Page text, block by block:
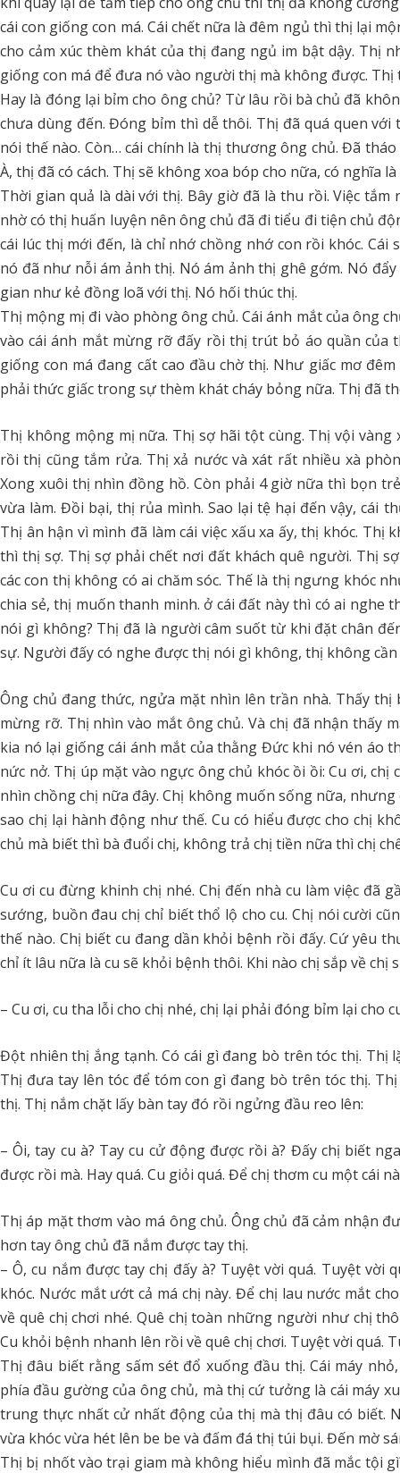
cái con giống con má. Cái chết nữa là đêm ngủ thì thị lại
cho cảm xúc thèm khát của thị đang ngủ im bật dậy. Thị
giống con má để đưa nó vào người thị mà không được.
Hay là đóng lại bỉm cho ông chủ? Từ lâu rồi bà chủ đã
chưa dùng đến. Đóng bỉm thì dễ thôi. Thị đã quá quen
nói thế nào. Còn… cái chính là thị thương ông chủ. Đã
À, thị đã có cách. Thị sẽ không xoa bóp cho nữa, có nghĩa
Thời gian quả là dài với thị. Bây giờ đã là thu rồi. Việc
nhờ có thị huấn luyện nên ông chủ đã đi tiểu đi tiện chủ
cái lúc thị mới đến, là chỉ nhớ chồng nhớ con rồi khóc.
nó đã như nỗi ám ảnh thị. Nó ám ảnh thị ghê gớm. Nó
gian như kẻ đồng loã với thị. Nó hối thúc thị.
Thị mộng mị đi vào phòng ông chủ. Cái ánh mắt của ông
vào cái ánh mắt mừng rỡ đấy rồi thị trút bỏ áo quần của
giống con má đang cất cao đầu chờ thị. Như giấc mơ
phải thức giấc trong sự thèm khát cháy bỏng nữa. Thị đã
Thị không mộng mị nữa. Thị sợ hãi tột cùng. Thị vội
rồi thị cũng tắm rửa. Thị xả nước và xát rất nhiều xà
Xong xuôi thị nhìn đồng hồ. Còn phải 4 giờ nữa thì bọn
vừa làm. Đồi bại, thị rủa mình. Sao lại tệ hại đến vậy, cái
Thị ân hận vì mình đã làm cái việc xấu xa ấy, thị khóc. Thị
thì thị sợ. Thị sợ phải chết nơi đất khách quê người. Thị
các con thị không có ai chăm sóc. Thế là thị ngưng khóc
chia sẻ, thị muốn thanh minh. ở cái đất này thì có ai
nói gì không? Thị đã là người câm suốt từ khi đặt chân
sự. Người đấy có nghe được thị nói gì không, thị không
Ông chủ đang thức, ngửa mặt nhìn lên trần nhà. Thấy
mừng rỡ. Thị nhìn vào mắt ông chủ. Và chị đã nhận thấy
kia nó lại giống cái ánh mắt của thằng Đức khi nó vén áo
nức nở. Thị úp mặt vào ngực ông chủ khóc ồi ồi: Cu ơi, chị
nhìn chồng chị nữa đây. Chị không muốn sống nữa,
sao chị lại hành động như thế. Cu có hiểu được cho chị
chủ mà biết thì bà đuổi chị, không trả chị tiền nữa thì chị
Cu ơi cu đừng khinh chị nhé. Chị đến nhà cu làm việc đã
sướng, buồn đau chị chỉ biết thổ lộ cho cu. Chị nói cười
thế nào. Chị biết cu đang dần khỏi bệnh rồi đấy. Cứ yêu
chỉ ít lâu nữa là cu sẽ khỏi bệnh thôi. Khi nào chị sắp về
– Cu ơi, cu tha lỗi cho chị nhé, chị lại phải đóng bỉm lại cho
Đột nhiên thị ắng tạnh. Có cái gì đang bò trên tóc thị. Thị
Thị đưa tay lên tóc để tóm con gì đang bò trên tóc thị.
thị. Thị nắm chặt lấy bàn tay đó rồi ngửng đầu reo lên:
– Ôi, tay cu à? Tay cu cử động được rồi à? Đấy chị biết
được rồi mà. Hay quá. Cu giỏi quá. Để chị thơm cu một cái
Thị áp mặt thơm vào má ông chủ. Ông chủ đã cảm nhận
hơn tay ông chủ đã nắm được tay thị.
– Ô, cu nắm được tay chị đấy à? Tuyệt vời quá. Tuyệt vời
khóc. Nước mắt ướt cả má chị này. Để chị lau nước mắt
về quê chị chơi nhé. Quê chị toàn những người như chị
Cu khỏi bệnh nhanh lên rồi về quê chị chơi. Tuyệt vời quá.
Thị đâu biết rằng sấm sét đổ xuống đầu thị. Cái máy
phía đầu gường của ông chủ, mà thị cứ tưởng là cái máy
trung thực nhất cử nhất động của thị mà thị đâu có biết.
vừa khóc vừa hét lên be be và đấm đá thị túi bụi. Đến mờ
Thị bị nhốt vào trại giam mà không hiểu mình đã mắc tội